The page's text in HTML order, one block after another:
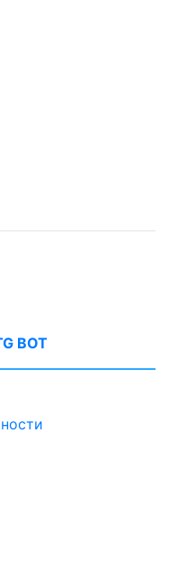
BOT